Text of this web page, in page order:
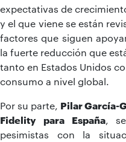
expectativas de
y el que viene se están
factores que siguen
la fuerte reducción que
tanto en Estados Unidos
consumo a nivel global.
Por su parte, Pilar García-
Fidelity para España,
pesimistas con la